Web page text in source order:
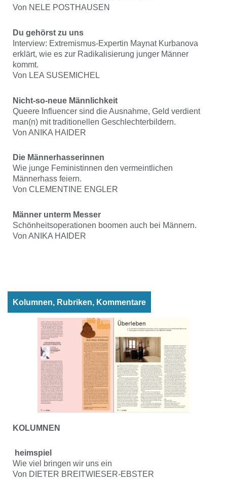
Von NELE POSTHAUSEN
Du gehörst zu uns
Interview: Extremismus-Expertin Maynat Kurbanova
erklärt, wie es zur Radikalisierung junger Männer
kommt.
Von LEA SUSEMICHEL
Nicht-so-neue Männlichkeit
Queere Influencer sind die Ausnahme, Geld verdient
man(n) mit traditionellen Geschlechterbildern.
Von ANIKA HAIDER
Die Männerhasserinnen
Wie junge Feministinnen den vermeintlichen
Männerhass feiern.
Von CLEMENTINE ENGLER
Männer unterm Messer
Schönheitsoperationen boomen auch bei Männern.
Von ANIKA HAIDER
Kolumnen, Rubriken, Kommentare
KOLUMNEN
heimspiel
Wie viel bringen wir uns ein
Von DIETER BREITWIESER-EBSTER